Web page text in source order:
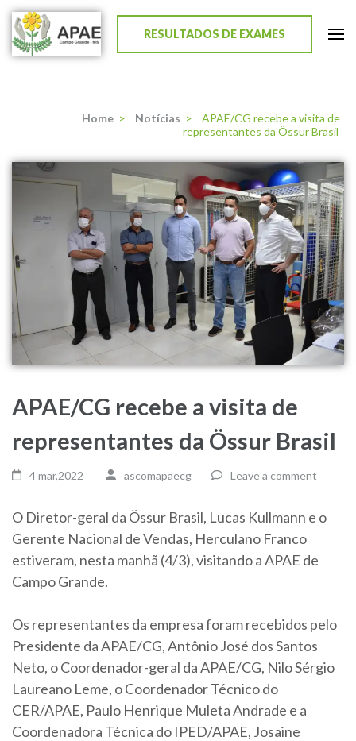
APAE de Campo Grande
RESULTADOS DE EXAMES
Home > Notícias >
APAE/CG recebe a visita de
representantes da Össur Brasil
APAE/CG recebe a visita de
representantes da Össur Brasil
4 mar,2022 ascomapaecg Leave a comment
O Diretor-geral da Össur Brasil, Lucas Kullmann e o
Gerente Nacional de Vendas, Herculano Franco
estiveram, nesta manhã (4/3), visitando a APAE de
Campo Grande.
Os representantes da empresa foram recebidos pelo
Presidente da APAE/CG, Antônio José dos Santos
Neto, o Coordenador-geral da APAE/CG, Nilo Sérgio
Laureano Leme, o Coordenador Técnico do
CER/APAE, Paulo Henrique Muleta Andrade e a
Coordenadora Técnica do IPED/APAE, Josaine